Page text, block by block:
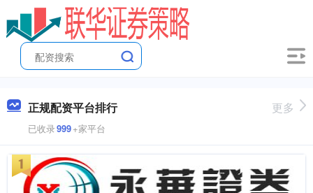
正规配资平台排行
已收录999+家平台
更多